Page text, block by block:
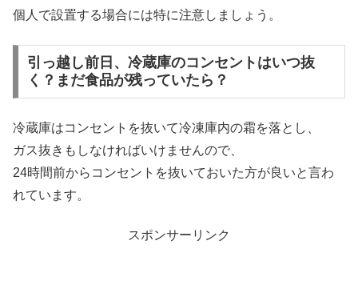
個人で設置する場合には特に注意しましょう。
引っ越し前日、冷蔵庫のコンセントはいつ抜
く？まだ食品が残っていたら？
冷蔵庫はコンセントを抜いて冷凍庫内の霜を落とし、
ガス抜きもしなければいけませんので、
24時間前からコンセントを抜いておいた方が良いと言わ
れています。
スポンサーリンク